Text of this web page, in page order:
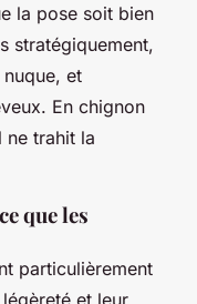
la pose soit bien
stratégiquement,
et
En chignon
ne trahit la
que les
particulièrement
et leur